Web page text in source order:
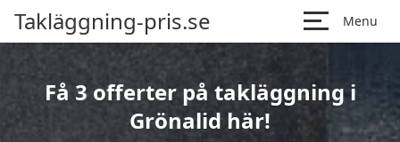
Takläggning-pris.se Menu
Få 3 offerter på takläggning i
Grönalid här!